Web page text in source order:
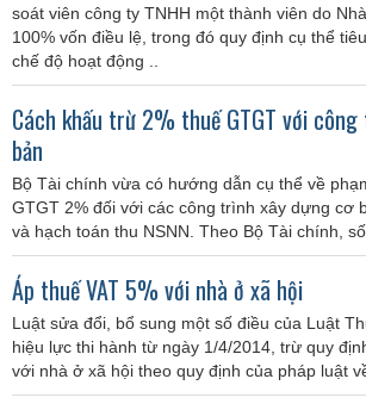
soát viên công ty TNHH một thành viên do
100% vốn điều lệ, trong đó quy định cụ thể
chế độ hoạt động ..
Cách khấu trừ 2% thuế GTGT với
bản
Bộ Tài chính vừa có hướng dẫn cụ thể về
GTGT 2% đối với các công trình xây dựng cơ
và hạch toán thu NSNN. Theo Bộ Tài chính,
Áp thuế VAT 5% với nhà ở xã hội
Luật sửa đổi, bổ sung một số điều của Luật
hiệu lực thi hành từ ngày 1/4/2014, trừ quy
với nhà ở xã hội theo quy định của pháp luật